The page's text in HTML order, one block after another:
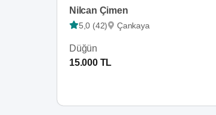
Nilcan Çimen
5,0 (42) Çankaya
Düğün
15.000 TL